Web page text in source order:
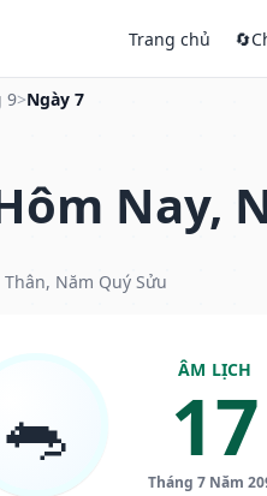
Trang chủ 🔄
9>Ngày 7
Nay,
Năm Quý Sửu
🐀
ÂM LỊCH
17
Tháng 7 Năm